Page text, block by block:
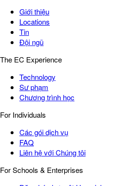
Giới thiệu
Locations
Tin
Đội ngũ
The EC Experience
Technology
Sư phạm
Chương trình học
For Individuals
Các gói dịch vụ
FAQ
Liên hệ với Chúng tôi
For Schools & Enterprises